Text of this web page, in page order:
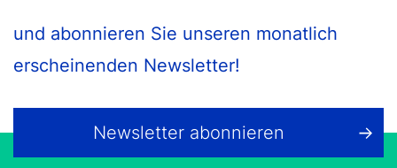
und abonnieren Sie unseren monatlich
erscheinenden Newsletter!
Newsletter abonnieren